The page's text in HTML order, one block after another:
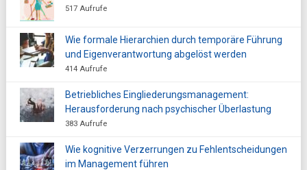
517 Aufrufe
Wie formale Hierarchien durch temporäre Führung
und Eigenverantwortung abgelöst werden
414 Aufrufe
Betriebliches Eingliederungsmanagement:
Herausforderung nach psychischer Überlastung
383 Aufrufe
Wie kognitive Verzerrungen zu Fehlentscheidungen
im Management führen